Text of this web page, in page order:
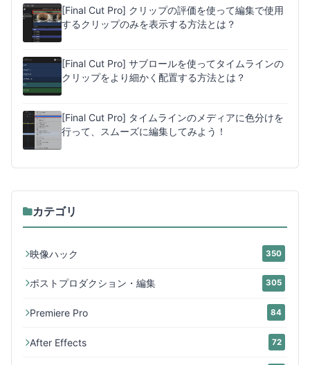
[Final Cut Pro] クリップの評価を使って編集で使用
するクリップのみを表示する方法とは？
[Final Cut Pro] サブロールを使ってタイムラインの
クリップをより細かく配置する方法とは？
[Final Cut Pro] タイムラインのメディアに色分けを
行って、スムーズに編集してみよう！
カテゴリ
映像ハック 350
ポストプロダクション・編集 305
Premiere Pro 84
After Effects 72